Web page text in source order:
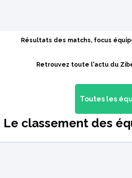
Résultats des matchs, focus
Retrouvez toute l'actu du
Toutes les
Le classement des